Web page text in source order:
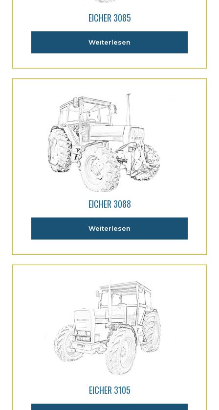
EICHER 3085
Weiterlesen
EICHER 3088
Weiterlesen
EICHER 3105